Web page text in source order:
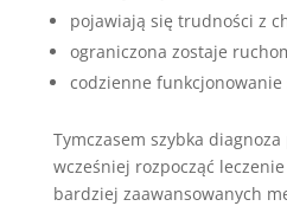
pojawiają się trudności z
ograniczona zostaje
codzienne
Tymczasem szybka
wcześniej rozpocząć
bardziej zaawansowanych